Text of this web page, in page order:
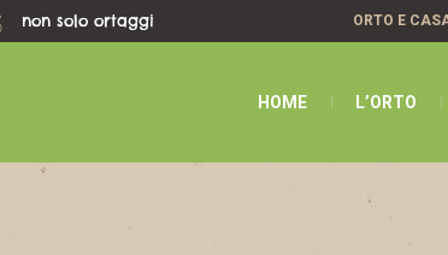
ORTO E
non solo ortaggi
HOME L’ORTO